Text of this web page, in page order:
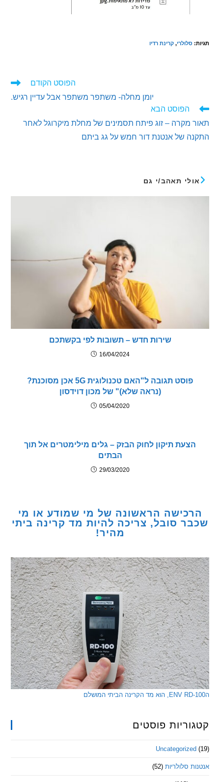
סלולרי, קרינת רדיו
הפוסט הקודם
יומן מחלה- משתפר משתפר אבל עדיין רגיש.
הפוסט הבא
מקרה – זוג פיתח תסמינים של מחלת מיקרוגל לאחר
של אנטנת דור חמש על גג ביתם
תאהב/י גם
שירות חדש – תשובות לפי בקשתכם
16/04/2024
פוסט תגובה ל"האם טכנולוגית 5G אכן מסוכנת?
(נראה שלא)" של מכון דוידסון
05/04/2020
תיקון לחוק הבזק – גלים מילימטרים אל תוך
29/03/2020
הראשונה של מי שמודע או מי
סובל, צריכה להיות מד קרינה ביתי
מהיר!
פוסטים
סלולריות (52)